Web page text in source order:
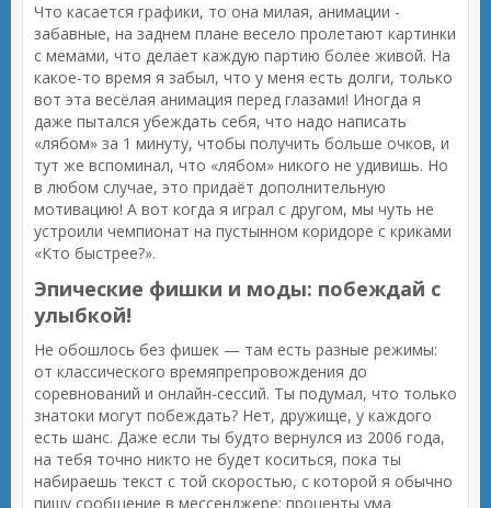
Что касается графики, то она милая, анимации -
забавные, на заднем плане весело пролетают картинки
с мемами, что делает каждую партию более живой. На
какое-то время я забыл, что у меня есть долги, только
вот эта весёлая анимация перед глазами! Иногда я
даже пытался убеждать себя, что надо написать
«лябом» за 1 минуту, чтобы получить больше очков, и
тут же вспоминал, что «лябом» никого не удивишь. Но
в любом случае, это придаёт дополнительную
мотивацию! А вот когда я играл с другом, мы чуть не
устроили чемпионат на пустынном коридоре с криками
«Кто быстрее?».
Эпические фишки и моды: побеждай с
улыбкой!
Не обошлось без фишек — там есть разные режимы:
от классического времяпрепровождения до
соревнований и онлайн-сессий. Ты подумал, что только
знатоки могут побеждать? Нет, дружище, у каждого
есть шанс. Даже если ты будто вернулся из 2006 года,
на тебя точно никто не будет коситься, пока ты
набираешь текст с той скоростью, с которой я обычно
пишу сообщение в мессенджере: проценты ума